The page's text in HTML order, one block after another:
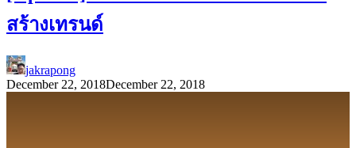
สร้างเทรนด์
jakrapong
December 22, 2018December 22, 2018